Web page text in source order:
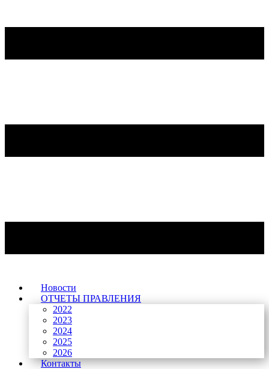
Новости
ОТЧЕТЫ ПРАВЛЕНИЯ
2022
2023
2024
2025
2026
Контакты